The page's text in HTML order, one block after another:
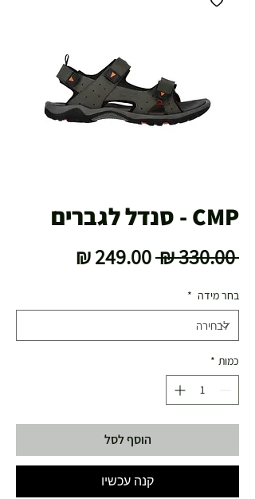
CMP - סנדל לגברים
‏330.00 ‏₪
מחיר
בחר מידה *
כמות *
הוסף לסל
קנה עכשיו